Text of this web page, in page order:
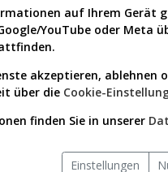
auf Ihrem Gerät
YouTube oder Meta
akzeptieren,
über die Cookie-
finden Sie in unserer
Einstellungen